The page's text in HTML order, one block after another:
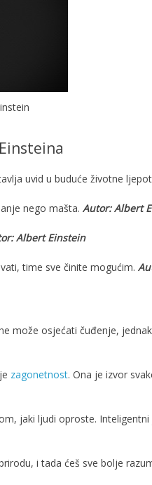
uvid u buduće životne
nego mašta.Autor: Albert
Albert Einstein
time sve činite mogućim.
može osjećati čuđenje,
zagonetnost. Ona je izvor
jaki ljudi oproste.
i tada ćeš sve bolje